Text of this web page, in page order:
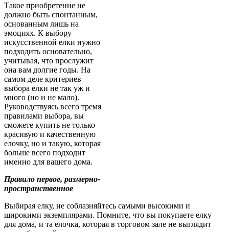
Такое приобретение не
должно быть спонтанным,
основанным лишь на
эмоциях. К выбору
искусственной елки нужно
подходить основательно,
учитывая, что прослужит
она вам долгие годы. На
самом деле критериев
выбора елки не так уж и
много (но и не мало).
Руководствуясь всего тремя
правилами выбора, вы
сможете купить не только
красивую и качественную
елочку, но и такую, которая
больше всего подходит
именно для вашего дома.
Правило первое, размерно-
пространственное
Выбирая елку, не соблазняйтесь самыми высокими и
широкими экземплярами. Помните, что вы покупаете елку
для дома, и та елочка, которая в торговом зале не выглядит